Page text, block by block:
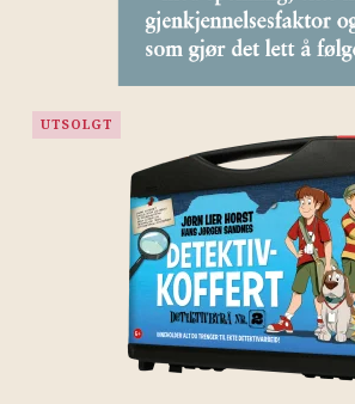
UTSOLGT